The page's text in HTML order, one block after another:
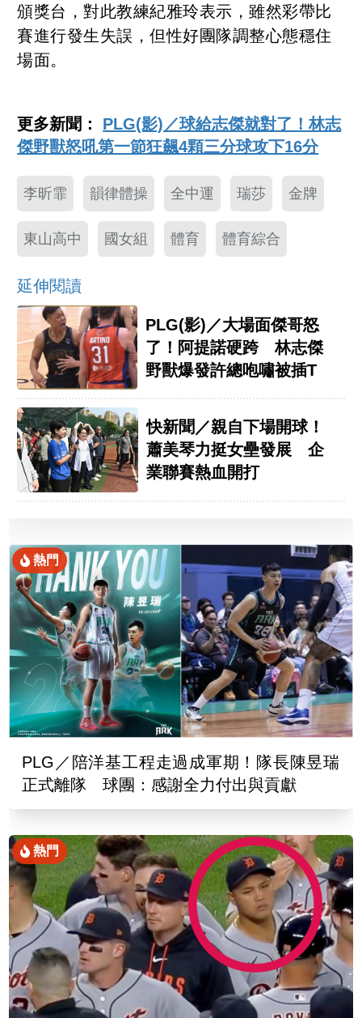
頒獎台，對此教練紀雅玲表示，雖然彩帶比
賽進行發生失誤，但性好團隊調整心態穩住
場面。
更多新聞： PLG(影)／球給志傑就對了！林志
傑野獸怒吼第一節狂飆4顆三分球攻下16分
李昕霏 韻律體操 全中運 瑞莎 金牌
東山高中 國女組 體育 體育綜合
延伸閱讀
PLG(影)／大場面傑哥怒
了！阿提諾硬跨 林志傑
野獸爆發許總咆嘯被插T
快新聞／親自下場開球！
蕭美琴力挺女壘發展 企
業聯賽熱血開打
熱門
PLG／陪洋基工程走過成軍期！隊長陳昱瑞
正式離隊 球團：感謝全力付出與貢獻
熱門